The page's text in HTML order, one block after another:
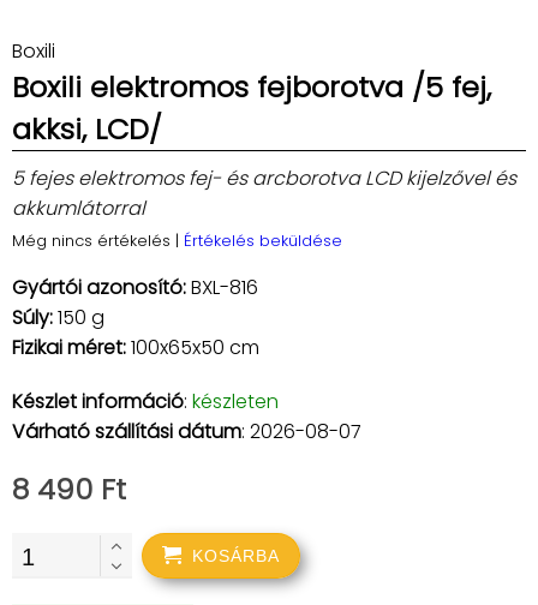
Boxili
Boxili elektromos fejborotva /5 fej,
akksi, LCD/
5 fejes elektromos fej- és arcborotva LCD kijelzővel és
akkumlátorral
Még nincs értékelés | Értékelés beküldése
Gyártói azonosító:BXL-816
Súly:150 g
Fizikai méret:100x65x50 cm
Készlet információ: készleten
Várható szállítási dátum: 2026-08-07
8 490 Ft
KOSÁRBA